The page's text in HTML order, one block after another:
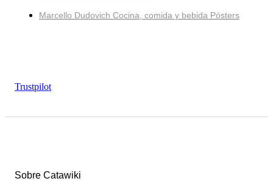
Marcello Dudovich Cocina, comida y bebida Pósters
Trustpilot
Sobre Catawiki